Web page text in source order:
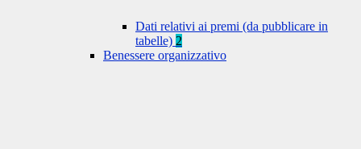
Dati relativi ai premi (da pubblicare in
tabelle) 2
Benessere organizzativo